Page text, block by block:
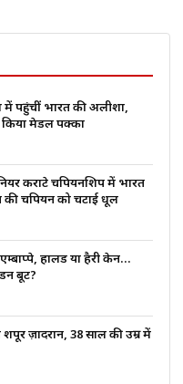
पहुंचीं भारत की अलीशा,
किया मेडल पक्का
कराटे चैंपियनशिप में भारत
की चैंपियन को चटाई धूल
हालैंड या हैरी केन…
बूट?
ज़ादरान, 38 साल की उम्र में